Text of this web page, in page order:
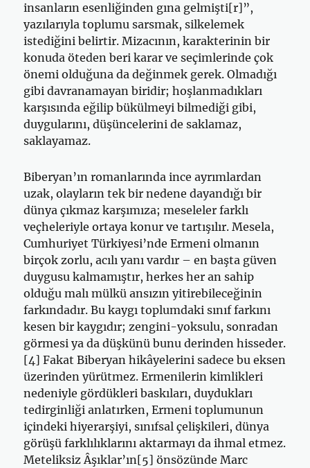
insanların esenli­ğinden gına gelmişti[r]”,
yazılarıyla toplumu sarsmak, silkelemek
istediğini belirtir. Mizacının, karakterinin bir
konuda öteden beri karar ve seçimlerinde çok
önemi olduğuna da değinmek gerek. Olmadığı
gibi davranamayan biridir; hoşlanmadıkları
karşısında eğilip bükülmeyi bilmediği gibi,
duygularını, düşüncelerini de saklamaz,
saklayamaz.
Biberyan’ın romanlarında ince ayrımlardan
uzak, olayların tek bir nedene dayandığı bir
dünya çıkmaz karşımıza; meseleler farklı
veçheleriyle ortaya konur ve tartışılır. Mesela,
Cumhuriyet Türkiyesi’nde Ermeni olmanın
birçok zorlu, acılı yanı vardır – en başta güven
duygusu kalmamıştır, herkes her an sahip
olduğu malı mülkü ansızın yitirebileceğinin
farkındadır. Bu kaygı toplumdaki sınıf farkını
kesen bir kaygıdır; zengini-yoksulu, sonradan
görmesi ya da düşkünü bunu derinden hisseder.
[4] Fakat Biberyan hikâyelerini sadece bu eksen
üzerinden yürütmez. Ermenilerin kimlikleri
nedeniyle gördükleri baskıları, duydukları
tedirginliği anlatırken, Ermeni toplumunun
içindeki hiyerarşiyi, sınıfsal çelişkileri, dünya
görüşü farklılıklarını aktarmayı da ihmal etmez.
Meteliksiz Âşıklar’ın[5] önsözünde Marc